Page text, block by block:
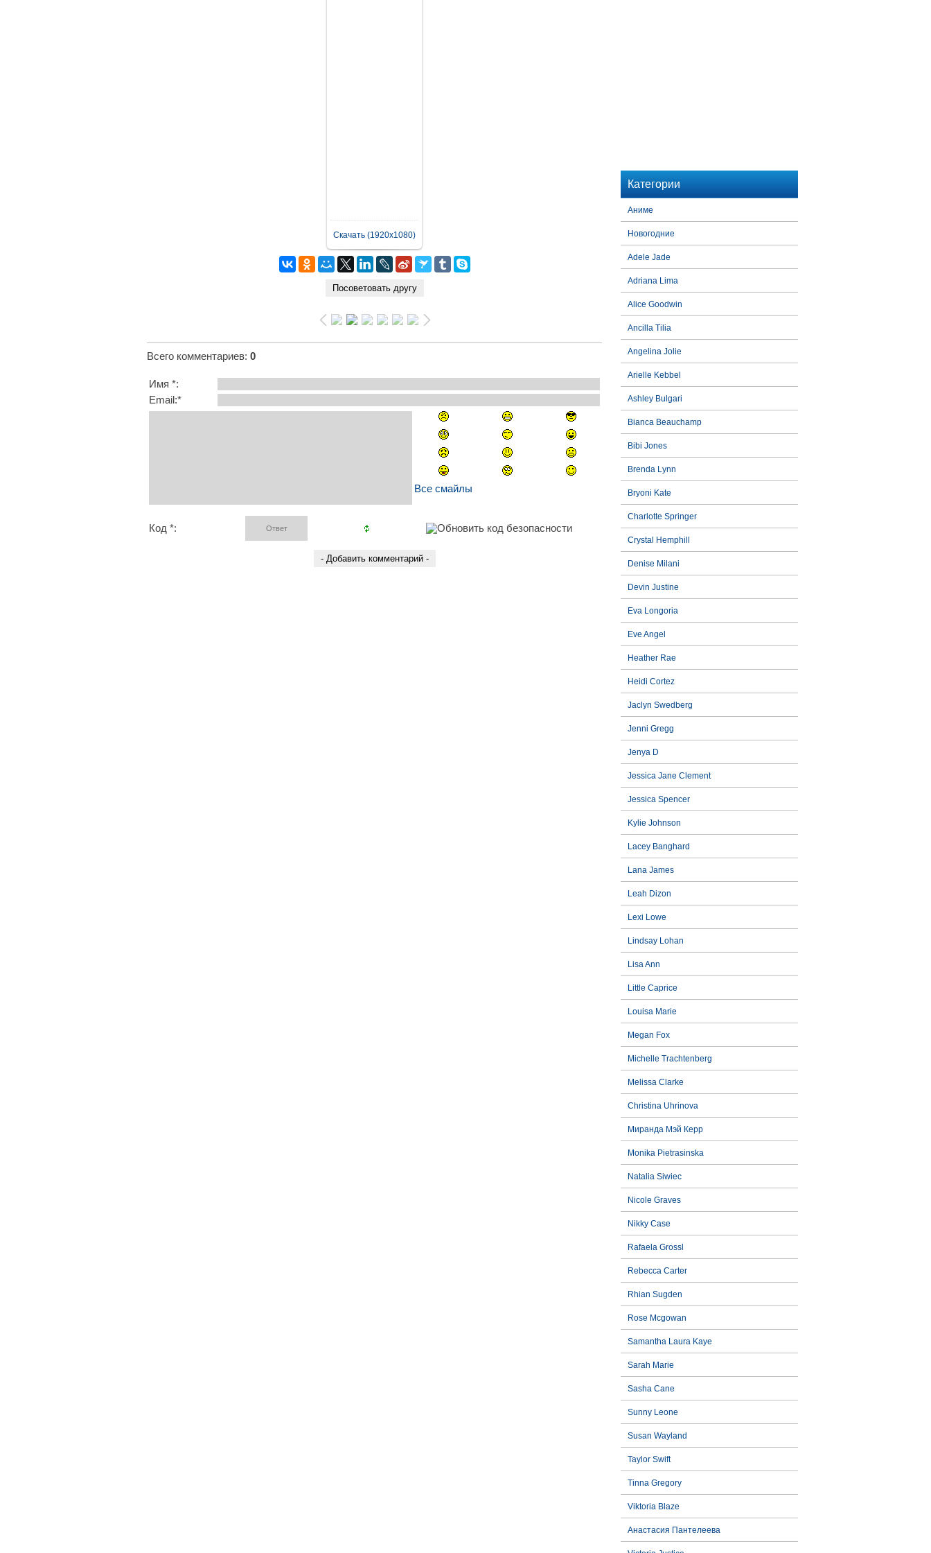
Скачать (1920x1080)
Всего комментариев: 0
Имя *:
Email:*
Все смайлы
Код *:
Категории
Аниме
Новогодние
Adele Jade
Adriana Lima
Alice Goodwin
Ancilla Tilia
Angelina Jolie
Arielle Kebbel
Ashley Bulgari
Bianca Beauchamp
Bibi Jones
Brenda Lynn
Bryoni Kate
Charlotte Springer
Crystal Hemphill
Denise Milani
Devin Justine
Eva Longoria
Eve Angel
Heather Rae
Heidi Cortez
Jaclyn Swedberg
Jenni Gregg
Jenya D
Jessica Jane Clement
Jessica Spencer
Kylie Johnson
Lacey Banghard
Lana James
Leah Dizon
Lexi Lowe
Lindsay Lohan
Lisa Ann
Little Caprice
Louisa Marie
Megan Fox
Michelle Trachtenberg
Melissa Clarke
Christina Uhrinova
Миранда Мэй Керр
Monika Pietrasinska
Natalia Siwiec
Nicole Graves
Nikky Case
Rafaela Grossl
Rebecca Carter
Rhian Sugden
Rose Mcgowan
Samantha Laura Kaye
Sarah Marie
Sasha Cane
Sunny Leone
Susan Wayland
Taylor Swift
Tinna Gregory
Viktoria Blaze
Анастасия Пантелеева